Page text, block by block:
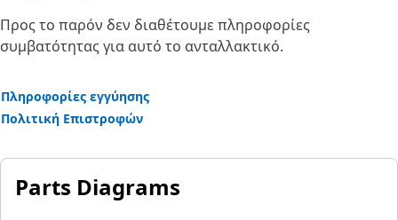
Προς το παρόν δεν διαθέτουμε πληροφορίες
συμβατότητας για αυτό το ανταλλακτικό.
Πληροφορίες εγγύησης
Πολιτική Επιστροφών
Parts Diagrams